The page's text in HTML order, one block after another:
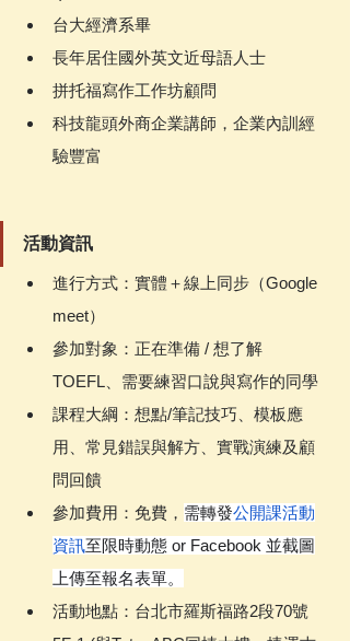
台大經濟系畢
長年居住國外英文近母語人士
拼托福寫作工作坊顧問
科技龍頭外商企業講師，企業內訓經
驗豐富
活動資訊
進行方式：實體＋線上同步（Google
meet）
參加對象：正在準備 / 想了解
TOEFL、需要練習口說與寫作的同學
課程大綱：想點/筆記技巧、模板應
用、常見錯誤與解方、實戰演練及顧
問回饋
參加費用：免費， 需轉發公開課活動
資訊至限時動態 or Facebook 並截圖
上傳至報名表單。
活動地點：台北市羅斯福路2段70號